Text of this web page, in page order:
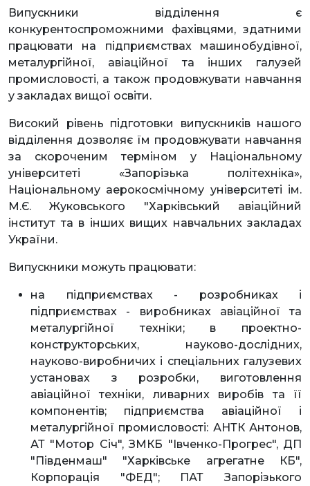
Випускники відділення є
конкурентоспроможними фахівцями, здатними
працювати на підприємствах машинобудівної,
металургійної, авіаційної та інших галузей
промисловості, а також продовжувати навчання
у закладах вищої освіти.
Високий рівень підготовки випускників нашого
відділення дозволяє їм продовжувати навчання
за скороченим терміном у Національному
університеті «Запорізька політехніка»,
Національному аерокосмічному університеті ім.
М.Є. Жуковського "Харківський авіаційний
інститут та в інших вищих навчальних закладах
України.
Випускники можуть працювати:
на підприємствах - розробниках і
підприємствах - виробниках авіаційної та
металургійної техніки; в проектно-
конструкторських, науково-дослідних,
науково-виробничих і спеціальних галузевих
установах з розробки, виготовлення
авіаційної техніки, ливарних виробів та її
компонентів; підприємства авіаційної і
металургійної промисловості: АНТК Антонов,
АТ "Мотор Січ", ЗМКБ "Івченко-Прогрес", ДП
"Південмаш" "Харківське агрегатне КБ",
Корпорація "ФЕД"; ПАТ Запорізького